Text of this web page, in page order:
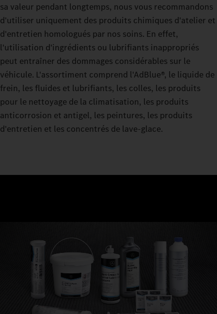
sa valeur pendant longtemps, nous vous recommandons
d'utiliser uniquement des produits chimiques d'atelier et
d'entretien homologués par nos soins. En effet,
l'utilisation d'ingrédients ou lubrifiants inappropriés
peut entraîner des dommages considérables sur le
véhicule. L'assortiment comprend l'AdBlue®, le liquide de
frein, les fluides et lubrifiants, les colles, les produits
pour le nettoyage de la climatisation, les produits
anticorrosion et antigel, les peintures, les produits
d'entretien et les concentrés de lave-glace.